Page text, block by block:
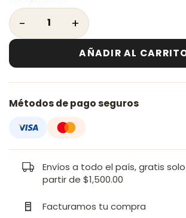
Asiento cantidad
AÑADIR AL
Métodos de pago seguros
Envíos a todo el país, gratis solo
partir de $1,500.00
Facturamos tu compra